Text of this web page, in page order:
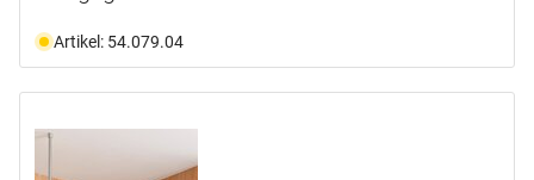
Artikel: 54.079.04